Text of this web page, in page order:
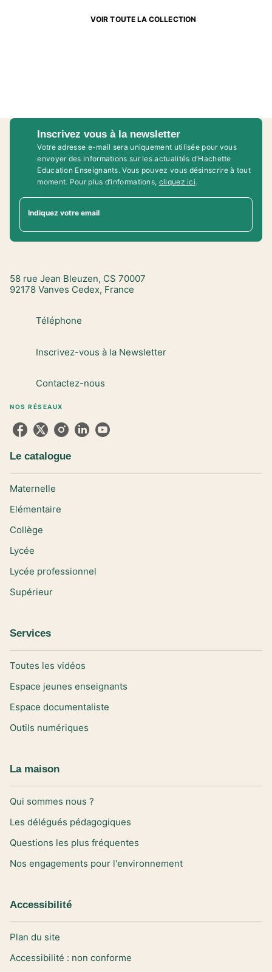
VOIR TOUTE LA COLLECTION
Inscrivez vous à la newsletter
Votre adresse e-mail sera uniquement utilisée pour vous
envoyer des informations sur les actualités d'Hachette
Education Enseignants. Vous pouvez vous désinscrire à tout
moment. Pour plus d’informations, cliquez ici.
Indiquez votre email
58 rue Jean Bleuzen, CS 70007
92178 Vanves Cedex, France
Téléphone
Inscrivez-vous à la Newsletter
Contactez-nous
NOS RÉSEAUX
Le catalogue
Maternelle
Elémentaire
Collège
Lycée
Lycée professionnel
Supérieur
Services
Toutes les vidéos
Espace jeunes enseignants
Espace documentaliste
Outils numériques
La maison
Qui sommes nous ?
Les délégués pédagogiques
Questions les plus fréquentes
Nos engagements pour l'environnement
Accessibilité
Plan du site
Accessibilité : non conforme